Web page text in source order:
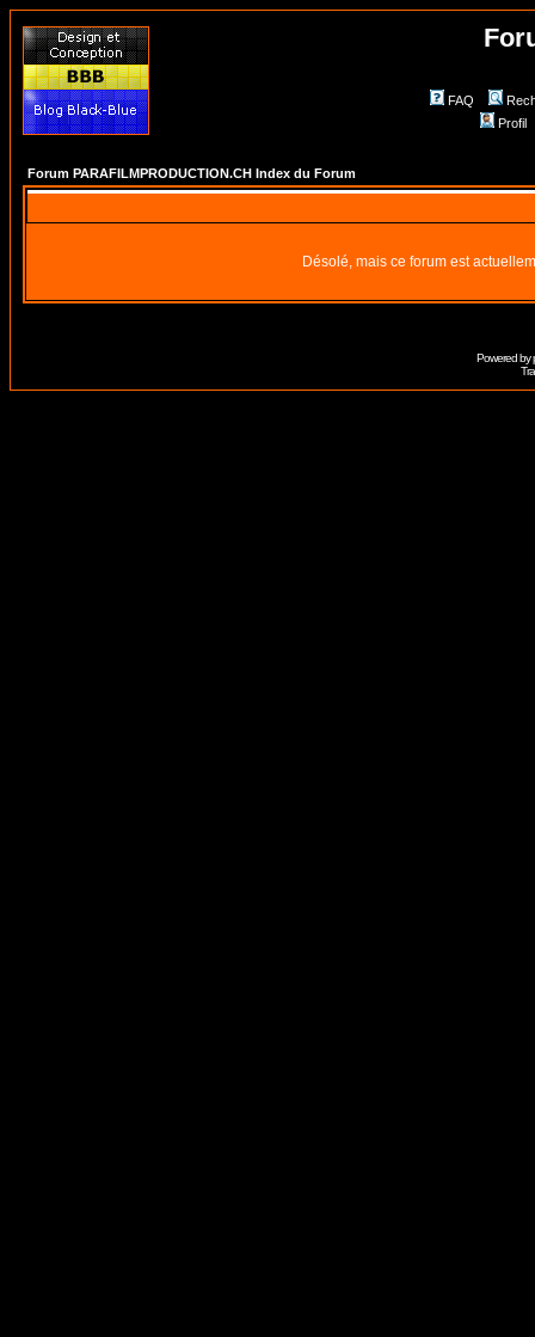
FAQ
Profil
Forum PARAFILMPRODUCTION.CH Index du Forum
Désolé, mais ce forum est
Powered by